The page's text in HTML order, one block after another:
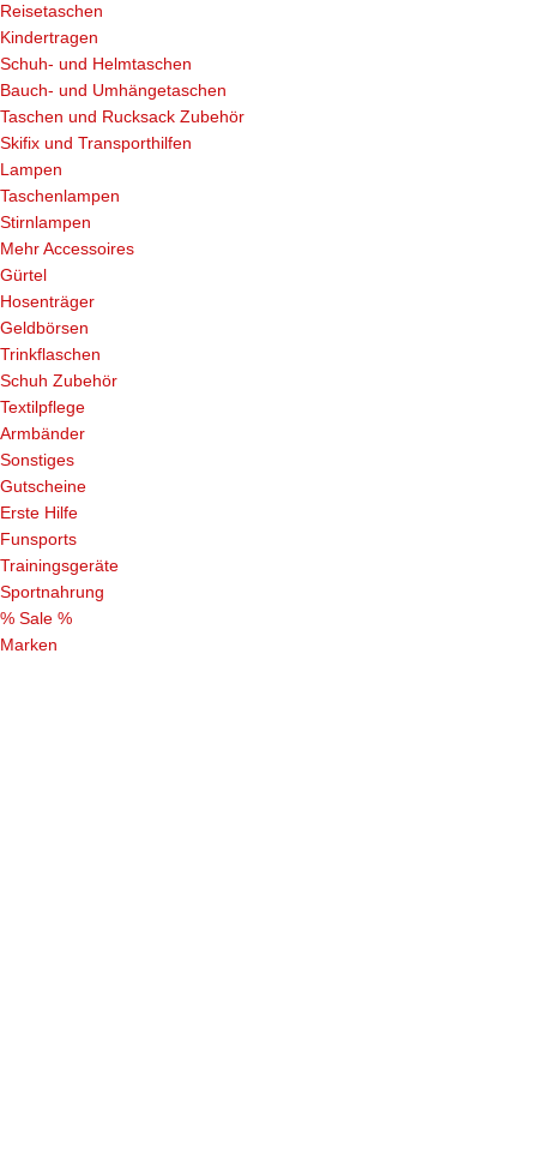
Reisetaschen
Kindertragen
Schuh- und Helmtaschen
Bauch- und Umhängetaschen
Taschen und Rucksack Zubehör
Skifix und Transporthilfen
Lampen
Taschenlampen
Stirnlampen
Mehr Accessoires
Gürtel
Hosenträger
Geldbörsen
Trinkflaschen
Schuh Zubehör
Textilpflege
Armbänder
Sonstiges
Gutscheine
Erste Hilfe
Funsports
Trainingsgeräte
Sportnahrung
% Sale %
Marken